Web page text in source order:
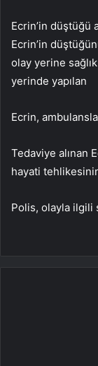
Ecrin’in düştüğü
Ecrin’in
olay yerine
yerinde yapılan
Ecrin,
Tedaviye alınan
hayati
Polis, olayla ilgili